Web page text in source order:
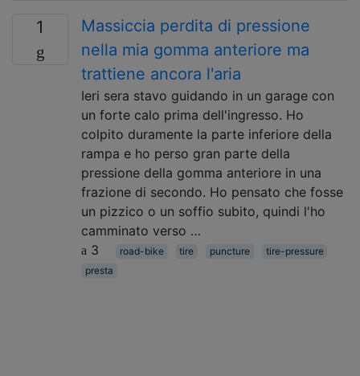
1
Massiccia perdita di pressione
nella mia gomma anteriore ma
trattiene ancora l'aria
Ieri sera stavo guidando in un garage con
un forte calo prima dell'ingresso. Ho
colpito duramente la parte inferiore della
rampa e ho perso gran parte della
pressione della gomma anteriore in una
frazione di secondo. Ho pensato che fosse
un pizzico o un soffio subito, quindi l'ho
camminato verso …
3
road-bike tire puncture
tire-pressure
presta